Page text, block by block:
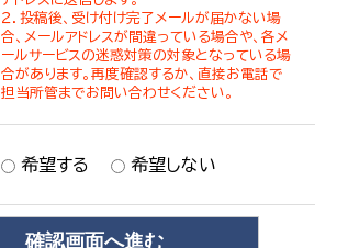
２．投稿後、受け付け完了メールが届かない場
合、メールアドレスが間違っている場合や、各メ
ールサービスの迷惑対策の対象となっている場
合があります。再度確認するか、直接お電話で
担当所管までお問い合わせください。
希望する 希望しない